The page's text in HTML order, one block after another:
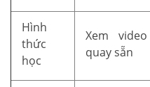
Hình
thức
học
Xem video
quay sẵn